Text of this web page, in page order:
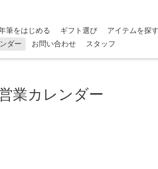
筆をはじめる ギフト選び アイテムを探す
ダー
お問い合わせ スタッフ
業カレンダー